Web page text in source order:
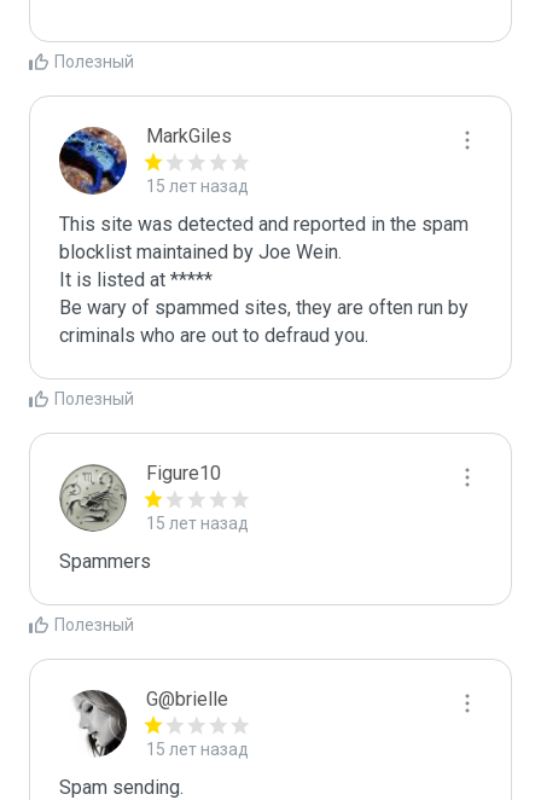
Полезный
MarkGiles
15 лет назад
This site was detected and reported in the spam
blocklist maintained by Joe Wein.
It is listed at *****
Be wary of spammed sites, they are often run by
criminals who are out to defraud you.
Полезный
Figure10
15 лет назад
Spammers
Полезный
G@brielle
15 лет назад
Spam sending.